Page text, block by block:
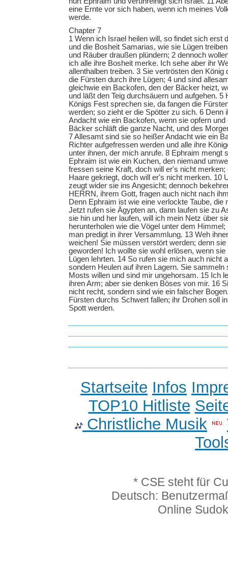
eine Ernte vor sich haben, wenn ich meines
werde.
Chapter 7
1 Wenn ich Israel heilen will, so findet sich erst
und die Bosheit Samarias, wie sie Lügen
und Räuber draußen plündern; 2 dennoch
ich alle ihre Bosheit merke. Ich sehe aber ihr
allenthalben treiben. 3 Sie vertrösten den König
die Fürsten durch ihre Lügen; 4 und sind
gleichwie ein Backofen, den der Bäcker heizt,
und läßt den Teig durchsäuern und aufgehen. 5
Königs Fest sprechen sie, da fangen die
werden; so zieht er die Spötter zu sich. 6 Denn
Andacht wie ein Backofen, wenn sie opfern und
Bäcker schläft die ganze Nacht, und des
7 Allesamt sind sie so heißer Andacht wie ein
Richter aufgefressen werden und alle ihre
unter ihnen, der mich anrufe. 8 Ephraim mengt
Ephraim ist wie ein Kuchen, den niemand
fressen seine Kraft, doch will er's nicht merken;
Haare gekriegt, doch will er's nicht merken. 10
zeugt wider sie ins Angesicht; dennoch
HERRN, ihrem Gott, fragen auch nicht nach
Denn Ephraim ist wie eine verlockte Taube, die
Jetzt rufen sie Ägypten an, dann laufen sie zu
sie hin und her laufen, will ich mein Netz über
herunterholen wie die Vögel unter dem
man predigt in ihrer Versammlung. 13 Weh
weichen! Sie müssen verstört werden; denn
geworden! Ich wollte sie wohl erlösen, wenn
Lügen lehrten. 14 So rufen sie mich auch nicht
sondern Heulen auf ihren Lagern. Sie sammeln
Mosts willen und sind mir ungehorsam. 15 Ich
ihren Arm; aber sie denken Böses von mir. 16
nicht recht, sondern sind wie ein falscher
Fürsten durchs Schwert fallen; ihr Drohen soll
Spott werden.
Startseite Infos
TOP10 Hitliste
Christliche Musik
* CSE steht für
Deutsch:
Online